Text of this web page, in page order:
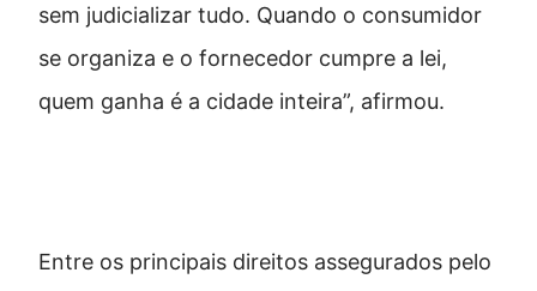
sem judicializar tudo. Quando o consumidor
se organiza e o fornecedor cumpre a lei,
quem ganha é a cidade inteira”, afirmou.
Entre os principais direitos assegurados pelo